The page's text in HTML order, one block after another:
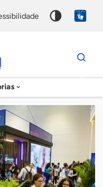
Dados
para
chave